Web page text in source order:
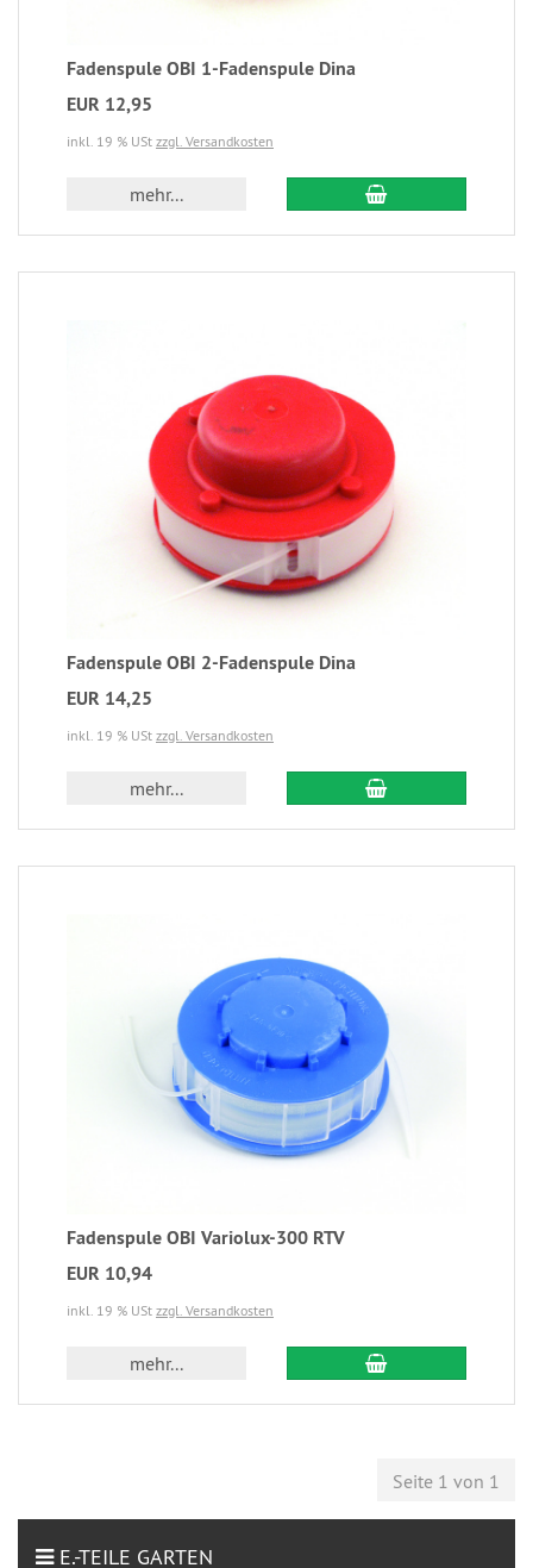
Fadenspule OBI 1-Fadenspule Dina
EUR 12,95
inkl. 19 % USt zzgl. Versandkosten
mehr...
Fadenspule OBI 2-Fadenspule Dina
EUR 14,25
inkl. 19 % USt zzgl. Versandkosten
mehr...
Fadenspule OBI Variolux-300 RTV
EUR 10,94
inkl. 19 % USt zzgl. Versandkosten
mehr...
Seite 1 von 1
E.-TEILE GARTEN